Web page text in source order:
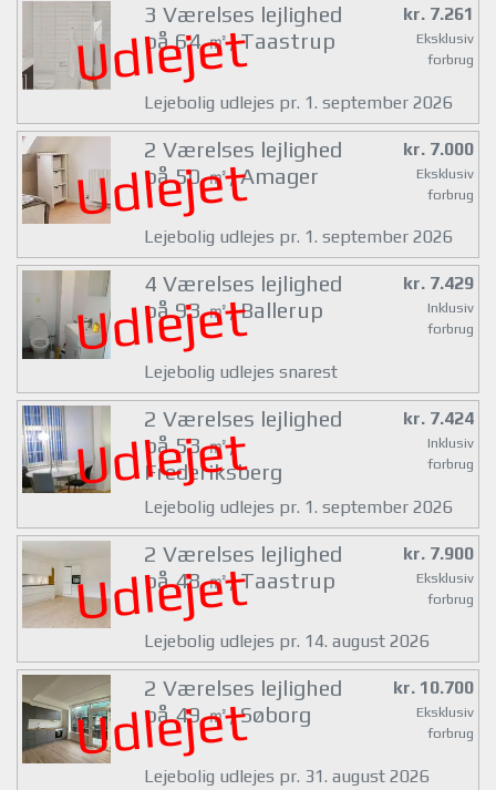
Udlejet
3 Værelses lejlighed
på 64 ㎡, Taastrup
kr. 7.261
Eksklusiv
forbrug
Lejebolig udlejes pr. 1. september 2026
Udlejet
2 Værelses lejlighed
på 50 ㎡, Amager
kr. 7.000
Eksklusiv
forbrug
Lejebolig udlejes pr. 1. september 2026
Udlejet
4 Værelses lejlighed
på 93 ㎡, Ballerup
kr. 7.429
Inklusiv
forbrug
Lejebolig udlejes snarest
Udlejet
2 Værelses lejlighed
på 53 ㎡,
Frederiksberg
kr. 7.424
Inklusiv
forbrug
Lejebolig udlejes pr. 1. september 2026
Udlejet
2 Værelses lejlighed
på 48 ㎡, Taastrup
kr. 7.900
Eksklusiv
forbrug
Lejebolig udlejes pr. 14. august 2026
Udlejet
2 Værelses lejlighed
på 49 ㎡, Søborg
kr. 10.700
Eksklusiv
forbrug
Lejebolig udlejes pr. 31. august 2026